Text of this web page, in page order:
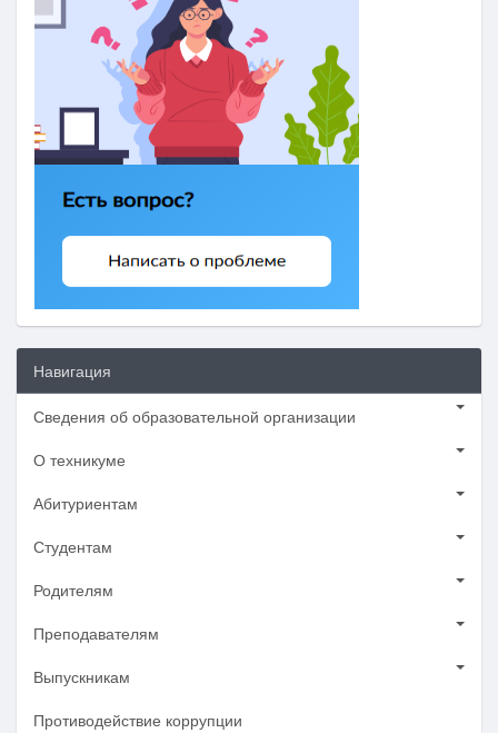
Навигация
Сведения об образовательной организации
О техникуме
Абитуриентам
Студентам
Родителям
Преподавателям
Выпускникам
Противодействие коррупции